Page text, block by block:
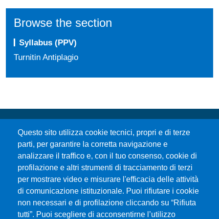
Browse the section
Syllabus (PPV)
Turnitin Antiplagio
Questo sito utilizza cookie tecnici, propri e di terze
parti, per garantire la corretta navigazione e
analizzare il traffico e, con il tuo consenso, cookie di
profilazione e altri strumenti di tracciamento di terzi
per mostrare video e misurare l'efficacia delle attività
di comunicazione istituzionale. Puoi rifiutare i cookie
non necessari e di profilazione cliccando su “Rifiuta
tutti”. Puoi scegliere di acconsentirne l’utilizzo
Università degli Studi di Messina
Piazza Pugliatti, 1 - 98122 Messina
Cod. Fiscale 80004070837
P.IVA 00724160833